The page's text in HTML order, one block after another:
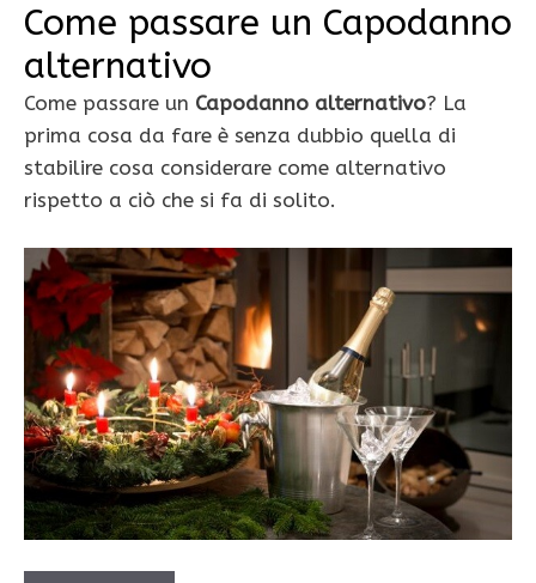
Come passare un Capodanno
alternativo
Come passare un Capodanno alternativo? La
prima cosa da fare è senza dubbio quella di
stabilire cosa considerare come alternativo
rispetto a ciò che si fa di solito.